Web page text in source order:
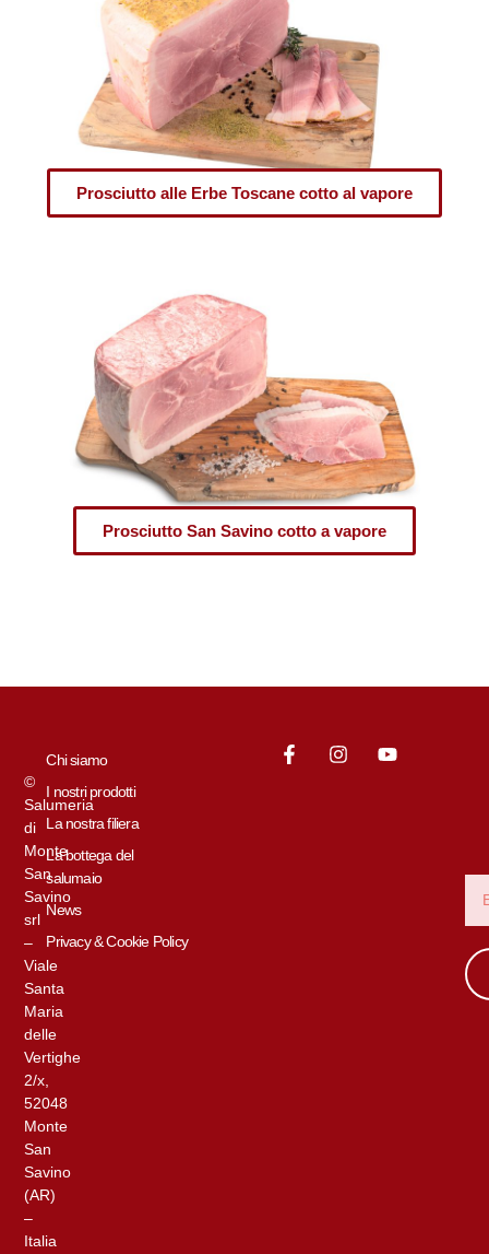
Prosciutto alle Erbe Toscane cotto al vapore
Prosciutto San Savino cotto a vapore
©
Salumeria
di
Monte
San
Savino
srl
–
Viale
Santa
Maria
delle
Vertighe
2/x,
52048
Monte
San
Savino
(AR)
–
Italia
Chi siamo
I nostri prodotti
La nostra filiera
La bottega del
salumaio
News
Privacy & Cookie Policy